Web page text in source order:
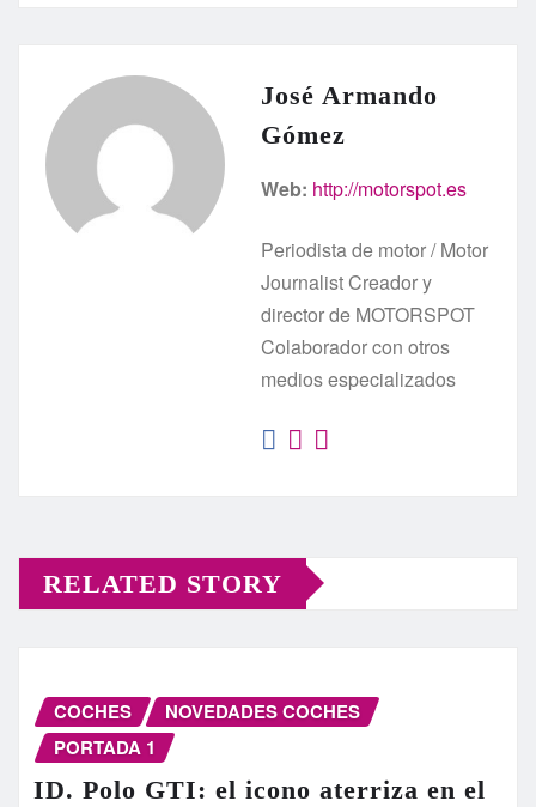
José Armando
Gómez
Web: http://motorspot.es
Periodista de motor / Motor
Journalist Creador y
director de MOTORSPOT
Colaborador con otros
medios especializados
RELATED STORY
COCHES
NOVEDADES COCHES
PORTADA 1
ID. Polo GTI: el icono aterriza en el